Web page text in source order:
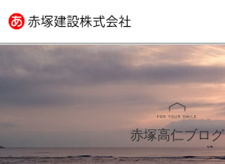
赤塚高仁ブログ